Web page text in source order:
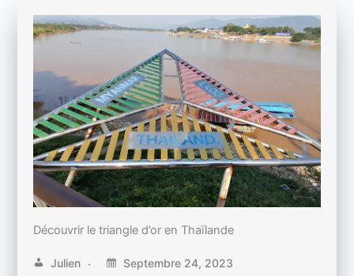
Découvrir le triangle d’or en Thaïlande
Julien Septembre 24, 2023